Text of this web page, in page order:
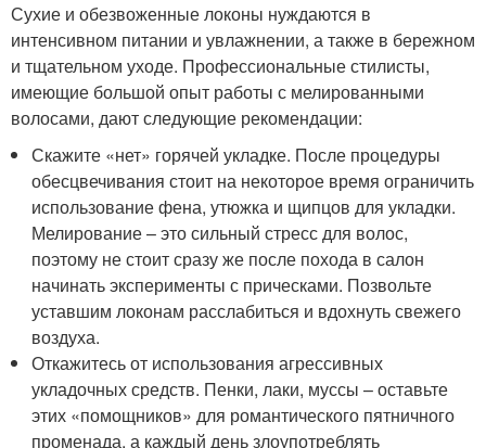
Сухие и обезвоженные локоны нуждаются в
интенсивном питании и увлажнении, а также в бережном
и тщательном уходе. Профессиональные стилисты,
имеющие большой опыт работы с мелированными
волосами, дают следующие рекомендации:
Скажите «нет» горячей укладке. После процедуры
обесцвечивания стоит на некоторое время ограничить
использование фена, утюжка и щипцов для укладки.
Мелирование – это сильный стресс для волос,
поэтому не стоит сразу же после похода в салон
начинать эксперименты с прическами. Позвольте
уставшим локонам расслабиться и вдохнуть свежего
воздуха.
Откажитесь от использования агрессивных
укладочных средств. Пенки, лаки, муссы – оставьте
этих «помощников» для романтического пятничного
променада, а каждый день злоупотреблять